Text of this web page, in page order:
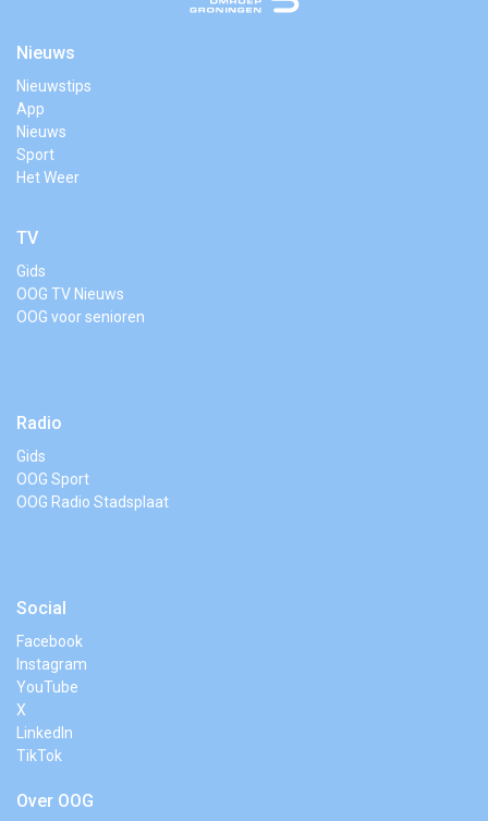
Nieuws
Nieuwstips
App
Nieuws
Sport
Het Weer
TV
Gids
OOG TV Nieuws
OOG voor senioren
Radio
Gids
OOG Sport
OOG Radio Stadsplaat
Social
Facebook
Instagram
YouTube
X
LinkedIn
TikTok
Over OOG